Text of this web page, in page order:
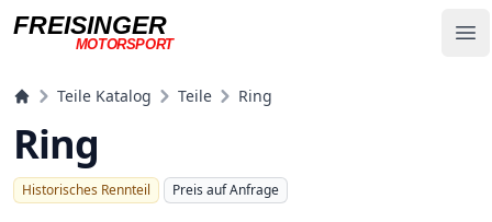
FREISINGER
MOTORSPORT
Teile Katalog Teile Ring
Ring
Historisches Rennteil Preis auf Anfrage